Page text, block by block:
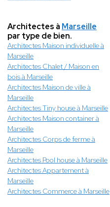
Architectes à Marseille
par type de bien.
Architectes Maison individuelle à
Marseille
Architectes Chalet / Maison en
bois à Marseille
Architectes Maison de ville à
Marseille
Architectes Tiny house à Marseille
Architectes Maison container à
Marseille
Architectes Corps de ferme à
Marseille
Architectes Pool house à Marseille
Architectes Appartement à
Marseille
Architectes Commerce à Marseille